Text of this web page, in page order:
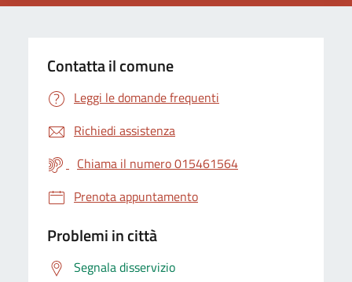
Contatta il comune
Leggi le domande frequenti
Richiedi assistenza
Chiama il numero 015461564
Prenota appuntamento
Problemi in città
Segnala disservizio